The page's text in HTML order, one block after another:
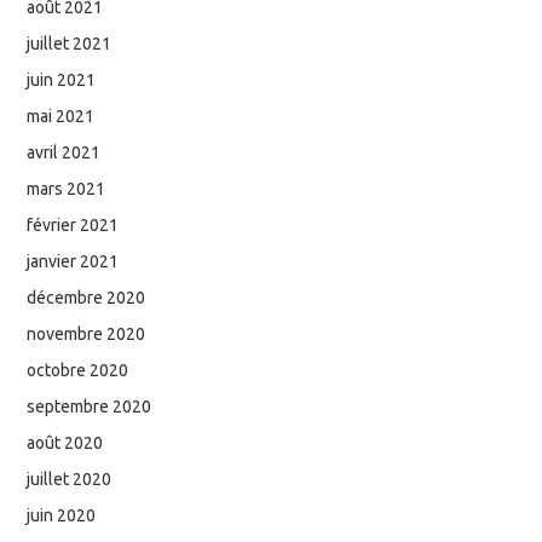
août 2021
juillet 2021
juin 2021
mai 2021
avril 2021
mars 2021
février 2021
janvier 2021
décembre 2020
novembre 2020
octobre 2020
septembre 2020
août 2020
juillet 2020
juin 2020